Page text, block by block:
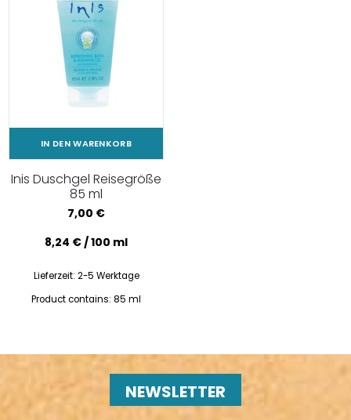
IN DEN WARENKORB
Inis Duschgel Reisegröße
85 ml
7,00 €
8,24 € /100 ml
Lieferzeit: 2-5 Werktage
Product contains: 85ml
NEWSLETTER